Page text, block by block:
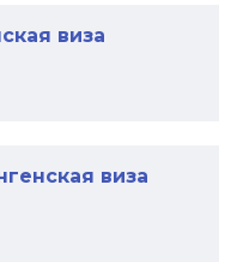
виза
виза